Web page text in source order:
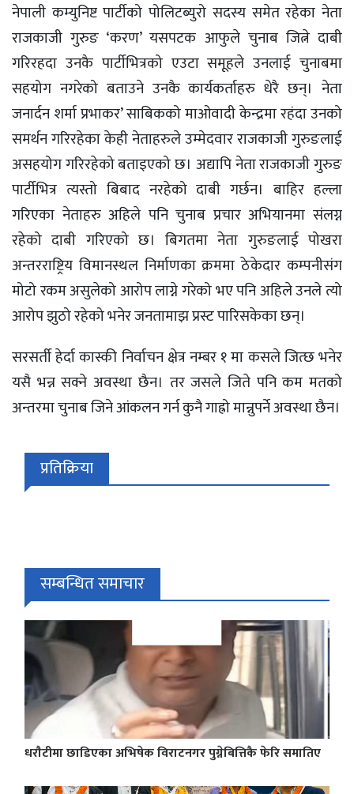
नेपाली कम्युनिष्ट पार्टीको पोलिटब्युरो सदस्य समेत रहेका नेता
राजकाजी गुरुङ ‘करण’ यसपटक आफुले चुनाब जित्ने दाबी
गरिरहदा उनकै पार्टीभित्रको एउटा समूहले उनलाई चुनाबमा
सहयोग नगरेको बताउने उनकै कार्यकर्ताहरु धेरै छन्। नेता
जनार्दन शर्मा प्रभाकर’ साबिकको माओवादी केन्द्रमा रहंदा उनको
समर्थन गरिरहेका केही नेताहरुले उम्मेदवार राजकाजी गुरुङलाई
असहयोग गरिरहेको बताइएको छ। अद्यापि नेता राजकाजी गुरुङ
पार्टीभित्र त्यस्तो बिबाद नरहेको दाबी गर्छन। बाहिर हल्ला
गरिएका नेताहरु अहिले पनि चुनाब प्रचार अभियानमा संलग्न
रहेको दाबी गरिएको छ। बिगतमा नेता गुरुङलाई पोखरा
अन्तरराष्ट्रिय विमानस्थल निर्माणका क्रममा ठेकेदार कम्पनीसंग
मोटो रकम असुलेको आरोप लाग्ने गरेको भए पनि अहिले उनले त्यो
आरोप झुठो रहेको भनेर जनतामाझ प्रस्ट पारिसकेका छन्।
सरसर्ती हेर्दा कास्की निर्वाचन क्षेत्र नम्बर १ मा कसले जित्छ भनेर
यसै भन्न सक्ने अवस्था छैन। तर जसले जिते पनि कम मतको
अन्तरमा चुनाब जिने आंकलन गर्न कुनै गाह्रो मान्नुपर्ने अवस्था छैन।
प्रतिक्रिया
सम्बन्धित समाचार
धराैटीमा छाडिएका अभिषेक विराटनगर पुग्नेबित्तिकै फेरि समातिए